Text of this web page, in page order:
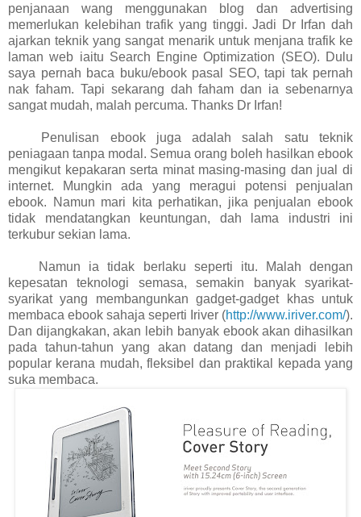
penjanaan wang menggunakan blog dan advertising
memerlukan kelebihan trafik yang tinggi. Jadi Dr Irfan dah
ajarkan teknik yang sangat menarik untuk menjana trafik ke
laman web iaitu Search Engine Optimization (SEO). Dulu
saya pernah baca buku/ebook pasal SEO, tapi tak pernah
nak faham. Tapi sekarang dah faham dan ia sebenarnya
sangat mudah, malah percuma. Thanks Dr Irfan!
Penulisan ebook juga adalah salah satu teknik
peniagaan tanpa modal. Semua orang boleh hasilkan ebook
mengikut kepakaran serta minat masing-masing dan jual di
internet. Mungkin ada yang meragui potensi penjualan
ebook. Namun mari kita perhatikan, jika penjualan ebook
tidak mendatangkan keuntungan, dah lama industri ini
terkubur sekian lama.
Namun ia tidak berlaku seperti itu. Malah dengan
kepesatan teknologi semasa, semakin banyak syarikat-
syarikat yang membangunkan gadget-gadget khas untuk
membaca ebook sahaja seperti Iriver (http://www.iriver.com/).
Dan dijangkakan, akan lebih banyak ebook akan dihasilkan
pada tahun-tahun yang akan datang dan menjadi lebih
popular kerana mudah, fleksibel dan praktikal kepada yang
suka membaca.